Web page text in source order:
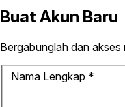
Buat Akun Baru
Bergabunglah dan akses
Nama Lengkap *